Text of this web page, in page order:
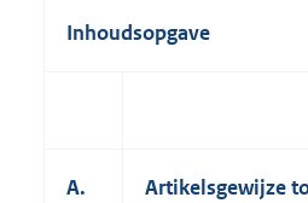
Inhoudsopgave
A.
Artikelsgewijze